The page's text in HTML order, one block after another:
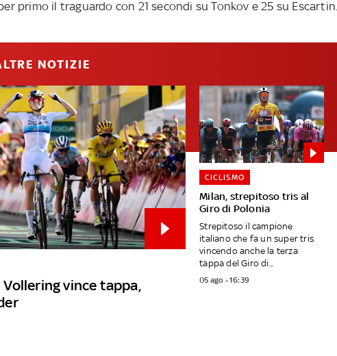
primo il traguardo con 21 secondi su Tonkov e 25 su Escartin.
NOTIZIE
vince tappa,
Milan, strepitoso tris al
Giro di Polonia
CICLISMO
Strepitoso il campione
italiano che fa un super tris
vincendo anche la terza
tappa del Giro di...
05 ago - 16:39